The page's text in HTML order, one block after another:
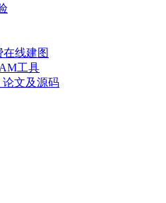
在线建图
工具
论文及源码